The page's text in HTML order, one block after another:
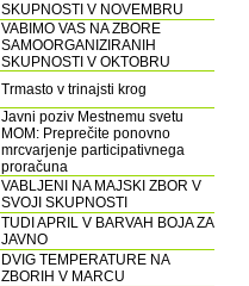
SKUPNOSTI V NOVEMBRU
VABIMO VAS NA ZBORE
SAMOORGANIZIRANIH
SKUPNOSTI V OKTOBRU
Trmasto v trinajsti krog
Javni poziv Mestnemu svetu
MOM: Preprečite ponovno
mrcvarjenje participativnega
proračuna
VABLJENI NA MAJSKI ZBOR V
SVOJI SKUPNOSTI
TUDI APRIL V BARVAH BOJA ZA
JAVNO
DVIG TEMPERATURE NA
ZBORIH V MARCU